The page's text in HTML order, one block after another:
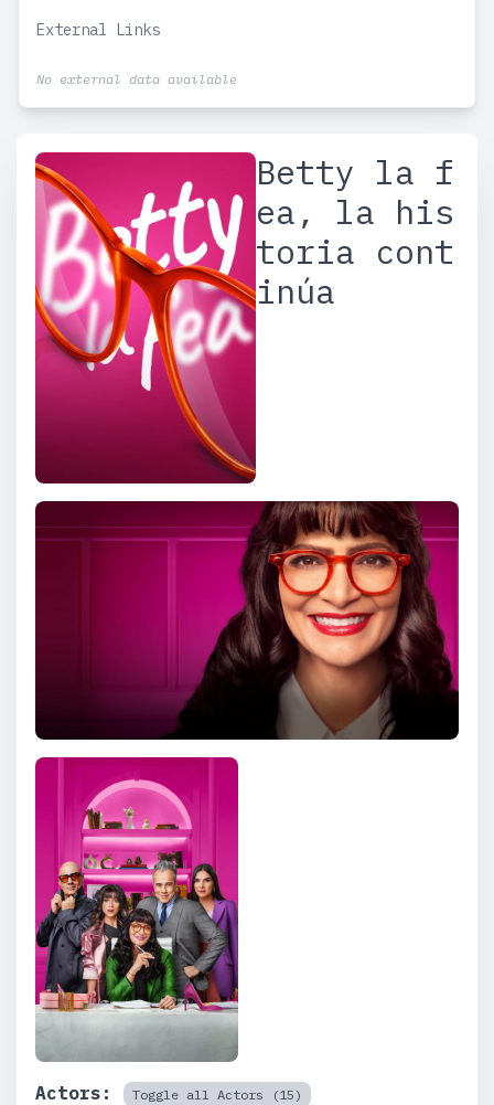
External Links
No external data available
Betty la f
ea, la his
toria cont
inúa
Actors: Toggle all Actors (15)